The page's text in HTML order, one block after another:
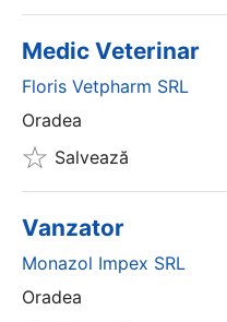
Medic Veterinar
Floris Vetpharm SRL
Oradea
Salvează
Vanzator
Monazol Impex SRL
Oradea